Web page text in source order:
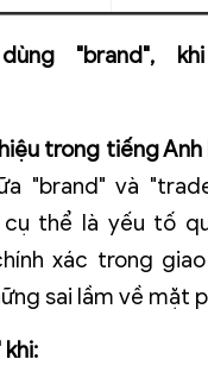
"brand",
trong tiếng Anh
"brand" và
thể là yếu tố
xác trong
sai lầm về mặt